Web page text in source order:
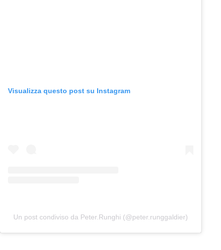
Visualizza questo post su Instagram
Un post condiviso da Peter.Runghi (@peter.runggaldier)